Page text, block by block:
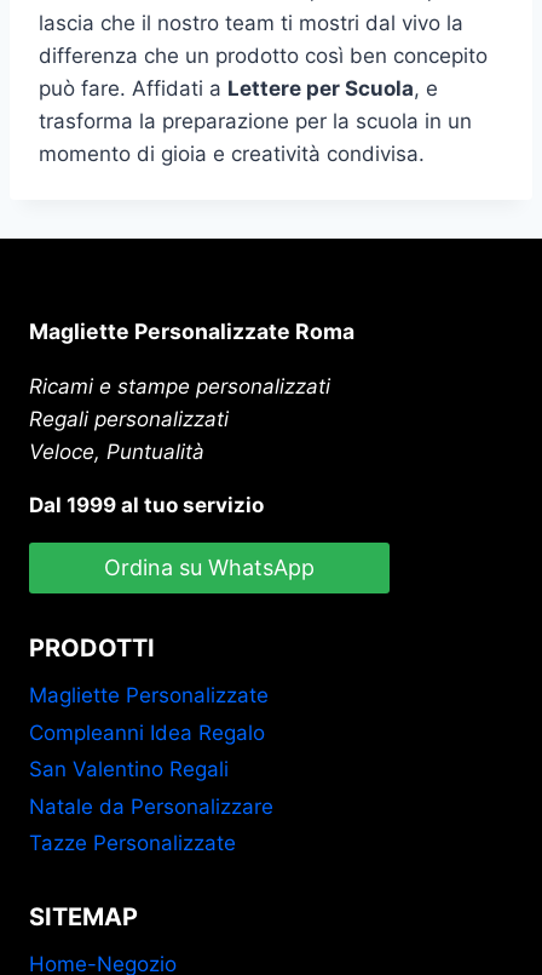
lascia che il nostro team ti mostri dal vivo la
differenza che un prodotto così ben concepito
può fare. Affidati a Lettere per Scuola, e
trasforma la preparazione per la scuola in un
momento di gioia e creatività condivisa.
Magliette Personalizzate Roma
Ricami e stampe personalizzati
Regali personalizzati
Veloce, Puntualità
Dal 1999 al tuo servizio
Ordina su WhatsApp
PRODOTTI
Magliette Personalizzate
Compleanni Idea Regalo
San Valentino Regali
Natale da Personalizzare
Tazze Personalizzate
SITEMAP
Home-Negozio